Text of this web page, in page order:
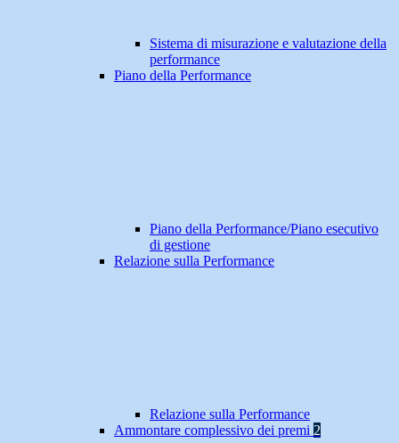
Sistema di misurazione e valutazione della
performance
Piano della Performance
Piano della Performance/Piano esecutivo
di gestione
Relazione sulla Performance
Relazione sulla Performance
Ammontare complessivo dei premi 2